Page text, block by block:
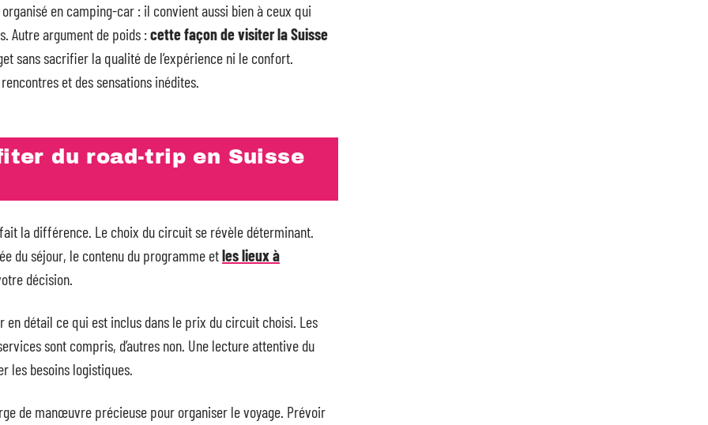
en camping-car : il convient aussi bien à ceux qui
Autre argument de poids :cette façon de visiter la Suisse
sans sacrifier la qualité de l’expérience ni le confort.
et des sensations inédites.
du road-trip en Suisse
la différence. Le choix du circuit se révèle déterminant.
du séjour, le contenu du programme etles lieux à
décision.
détail ce qui est inclus dans le prix du circuit choisi. Les
sont compris, d’autres non. Une lecture attentive du
les besoins logistiques.
de manœuvre précieuse pour organiser le voyage. Prévoir